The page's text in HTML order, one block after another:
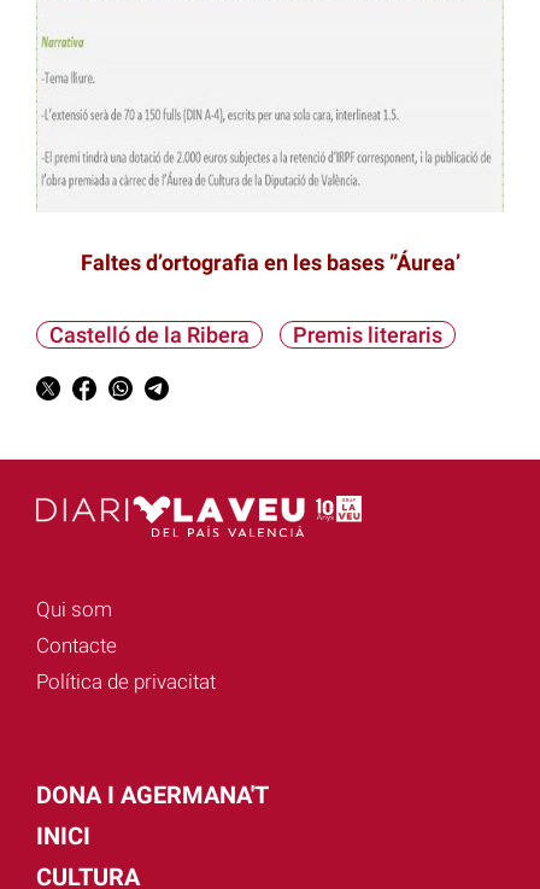
Faltes d’ortografia en les bases ”Áurea’
Castelló de la Ribera Premis literaris
Qui som
Contacte
Política de privacitat
DONA I AGERMANA'T
INICI
CULTURA